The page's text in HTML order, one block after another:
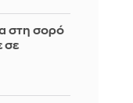
στη σορό
σε